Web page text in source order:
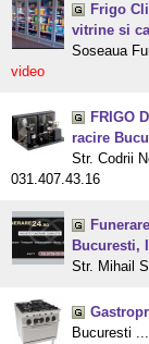
Frigo
vitrine si
Soseaua
video
FRIGO
racire
Str. Codrii
031.407.43.16
Bucuresti,
Str. Mihail
Bucuresti